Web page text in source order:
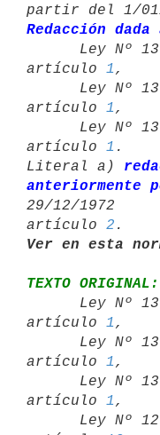
Redacción
artículo 1 ,
artículo 1 ,
artículo 1 .
Literal a)
anteriormente
29/12/1972
artículo 2
Ver en esta
TEXTO ORIGINAL:
artículo 1 ,
artículo 1 ,
artículo 1 ,